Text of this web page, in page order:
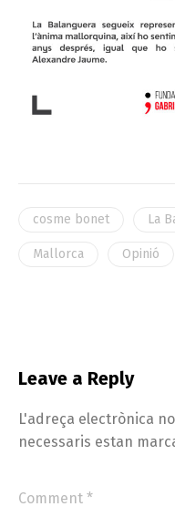
cosme bonet La
Mallorca Opinió
Leave a Reply
L'adreça electrònica
necessaris estan